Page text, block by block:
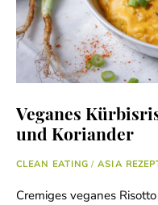
Veganes
und Koriander
CLEAN EATING / ASIA
Cremiges veganes